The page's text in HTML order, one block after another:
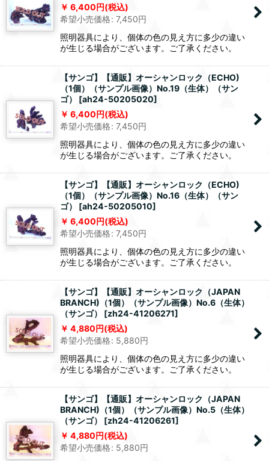
6,400円(税込)
希望小売価格: 7,450円
照明器具により、個体の色の見え方に多少の違い
が生じる場合がございます。ご了承ください。
【サンゴ】【通販】オーシャンロック（ECHO)
（1個）（サンプル画像）No.19（生体）（サン
ゴ）
[ah24-50205020]
6,400円(税込)
希望小売価格: 7,450円
照明器具により、個体の色の見え方に多少の違い
が生じる場合がございます。ご了承ください。
【サンゴ】【通販】オーシャンロック（ECHO)
（1個）（サンプル画像）No.16（生体）（サン
ゴ）
[ah24-50205010]
6,400円(税込)
希望小売価格: 7,450円
照明器具により、個体の色の見え方に多少の違い
が生じる場合がございます。ご了承ください。
【サンゴ】【通販】オーシャンロック（JAPAN
BRANCH)（1個）（サンプル画像）No.6（生体）
（サンゴ）
[zh24-41206271]
4,880円(税込)
希望小売価格: 5,880円
照明器具により、個体の色の見え方に多少の違い
が生じる場合がございます。ご了承ください。
【サンゴ】【通販】オーシャンロック（JAPAN
BRANCH)（1個）（サンプル画像）No.5（生体）
（サンゴ）
[zh24-41206261]
4,880円(税込)
希望小売価格: 5,880円